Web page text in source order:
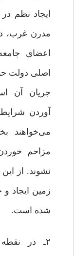
ایجاد نظم
مدرن غرب،
اعضای
اصلی دولت
جریان آن
آوردن
می‌خواهند
مزاحم
نشوند. از
زمین ایجاد
شده است.
۲ـ در